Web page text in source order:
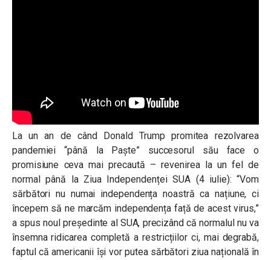
La un an de când Donald Trump promitea rezolvarea
pandemiei “până la Paște” succesorul său face o
promisiune ceva mai precaută – revenirea la un fel de
normal până la Ziua Independenței SUA (4 iulie): “Vom
sărbători nu numai independența noastră ca națiune, ci
începem să ne marcăm independența față de acest virus,”
a spus noul președinte al SUA, precizând că normalul nu va
însemna ridicarea completă a restricțiilor ci, mai degrabă,
faptul că americanii își vor putea sărbători ziua națională în